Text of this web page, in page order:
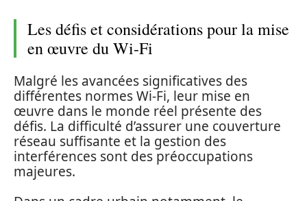
Les défis et considérations pour la mise
en œuvre du Wi-Fi
Malgré les avancées significatives des
différentes normes Wi-Fi, leur mise en
œuvre dans le monde réel présente des
défis. La difficulté d’assurer une couverture
réseau suffisante et la gestion des
interférences sont des préoccupations
majeures.